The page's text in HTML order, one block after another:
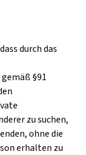
durch das
§91
zu suchen,
ohne die
erhalten zu